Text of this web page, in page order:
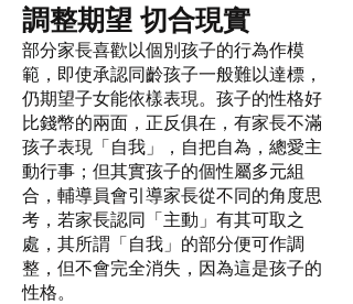
調整期望 切合現實
部分家長喜歡以個別孩子的行為作模
範，即使承認同齡孩子一般難以達標，
仍期望子女能依樣表現。孩子的性格好
比錢幣的兩面，正反俱在，有家長不滿
孩子表現「自我」，自把自為，總愛主
動行事；但其實孩子的個性屬多元組
合，輔導員會引導家長從不同的角度思
考，若家長認同「主動」有其可取之
處，其所謂「自我」的部分便可作調
整，但不會完全消失，因為這是孩子的
性格。